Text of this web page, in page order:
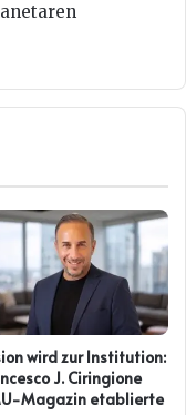
wird zur Institution:
J. Ciringione
Magazin etablierte